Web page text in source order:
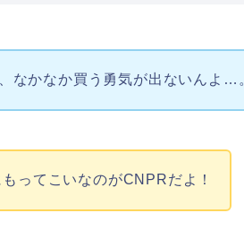
なかなか買う勇気が出ないんよ…
ってこいなのがCNPRだよ！